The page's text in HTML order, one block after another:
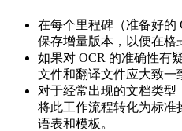
在每个里程碑（准备好的
保存增量版本，以便在格
如果对 OCR 的准确性有
文件和翻译文件应大致一
对于经常出现的文档类型
将此工作流程转化为标准
语表和模板。